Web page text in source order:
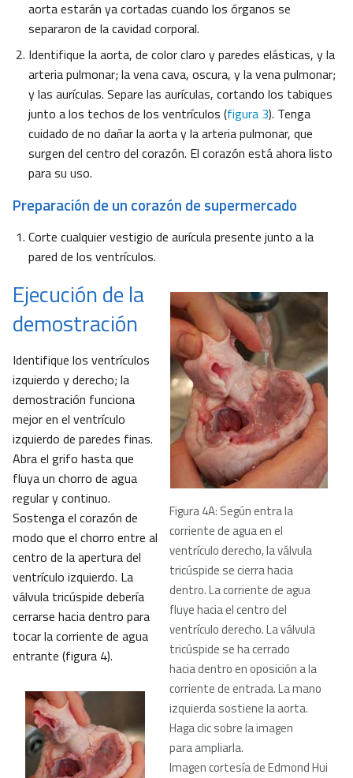
aorta estarán ya cortadas cuando los órganos se
separaron de la cavidad corporal.
Identifique la aorta, de color claro y paredes elásticas, y la
arteria pulmonar; la vena cava, oscura, y la vena pulmonar;
y las aurículas. Separe las aurículas, cortando los tabiques
junto a los techos de los ventrículos (figura 3). Tenga
cuidado de no dañar la aorta y la arteria pulmonar, que
surgen del centro del corazón. El corazón está ahora listo
para su uso.
Preparación de un corazón de supermercado
Corte cualquier vestigio de aurícula presente junto a la
pared de los ventrículos.
Figura 4A: Según entra la
corriente de agua en el
ventrículo derecho, la válvula
tricúspide se cierra hacia
dentro. La corriente de agua
fluye hacia el centro del
ventrículo derecho. La válvula
tricúspide se ha cerrado
hacia dentro en oposición a la
corriente de entrada. La mano
izquierda sostiene la aorta.
Haga clic sobre la imagen
para ampliarla.
Imagen cortesía de Edmond Hui
Ejecución de la
demostración
Identifique los ventrículos
izquierdo y derecho; la
demostración funciona
mejor en el ventrículo
izquierdo de paredes finas.
Abra el grifo hasta que
fluya un chorro de agua
regular y continuo.
Sostenga el corazón de
modo que el chorro entre al
centro de la apertura del
ventrículo izquierdo. La
válvula tricúspide debería
cerrarse hacia dentro para
tocar la corriente de agua
entrante (figura 4).